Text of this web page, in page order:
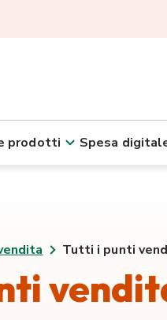
prodotti Spesa
Tutti i punti